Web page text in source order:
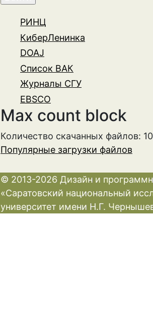
РИНЦ
КиберЛенинка
DOAJ
Список ВАК
Журналы СГУ
EBSCO
Max count block
Количество скачанных файлов:
Популярные загрузки файлов
© 2013-2026 Дизайн и
«Саратовский национальный
университет имени Н.Г.